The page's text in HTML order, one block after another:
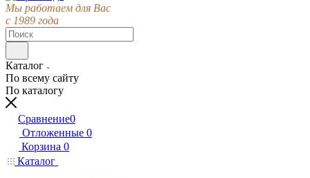
Мы работаем для Вас
с 1989 года
Каталог
По всему сайту
По каталогу
Сравнение0
Отложенные 0
Корзина 0
Каталог